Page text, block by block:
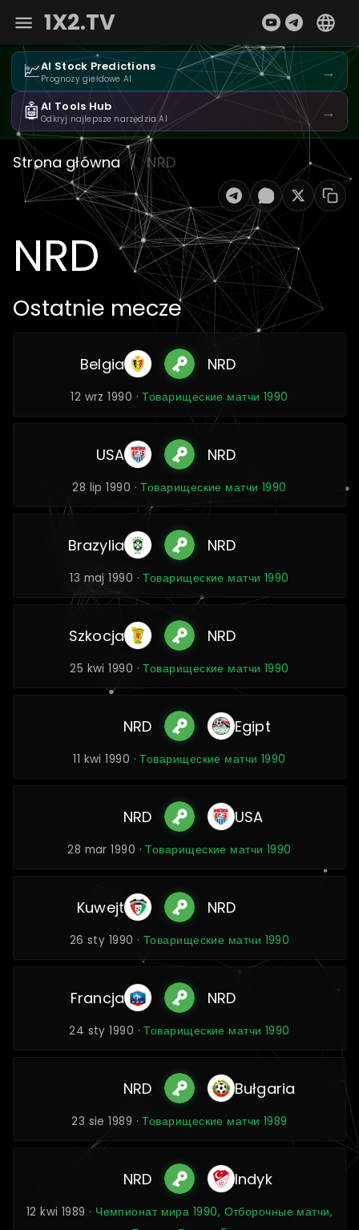
1X2.TV
📈AI Stock Predictions
Prognozy giełdowe AI →
🤖AI Tools Hub
Odkryj najlepsze narzędzia AI →
Strona główna / NRD
NRD
Ostatnie mecze
Belgia NRD
12 wrz 1990 ·Товарищеские матчи 1990
USA NRD
28 lip 1990 ·Товарищеские матчи 1990
Brazylia NRD
13 maj 1990 ·Товарищеские матчи 1990
Szkocja NRD
25 kwi 1990 ·Товарищеские матчи 1990
NRD Egipt
11 kwi 1990 ·Товарищеские матчи 1990
NRD USA
28 mar 1990 ·Товарищеские матчи 1990
Kuwejt NRD
26 sty 1990 · Товарищеские матчи 1990
Francja NRD
24 sty 1990 ·Товарищеские матчи 1990
NRD Bułgaria
23 sie 1989 ·Товарищеские матчи 1989
NRD Indyk
12 kwi 1989 · Чемпионат мира 1990, Отборочные матчи,